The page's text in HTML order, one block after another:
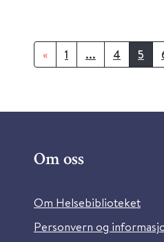
« 1 ... 4 5
Om oss
Om Helsebiblioteket
Personvern og